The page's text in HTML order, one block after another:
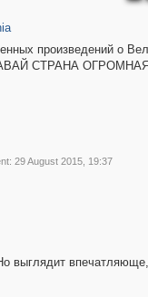
произведений о
СТРАНА
29 August 2015, 19:37
выглядит